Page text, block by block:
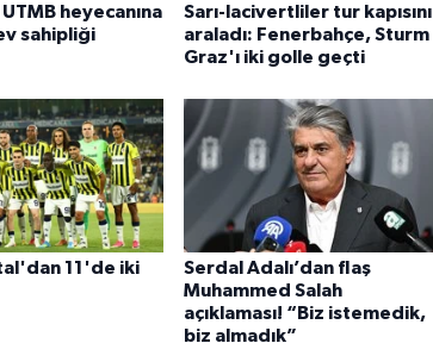
heyecanına
sahipliği
Sarı-lacivertliler tur kapısını
araladı: Fenerbahçe, Sturm
Graz'ı iki golle geçti
11'de iki
Serdal Adalı’dan flaş
Muhammed Salah
açıklaması! “Biz istemedik,
biz almadık”